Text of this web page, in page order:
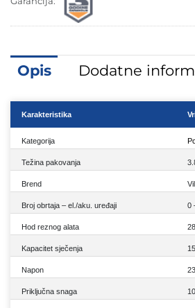
Opis Dodatne
Karakteristika
Kategorija
Težina pakovanja
Brend
Broj obrtaja – el./aku. uređaji 0
Hod reznog alata
Kapacitet sječenja
Napon
Priključna snaga